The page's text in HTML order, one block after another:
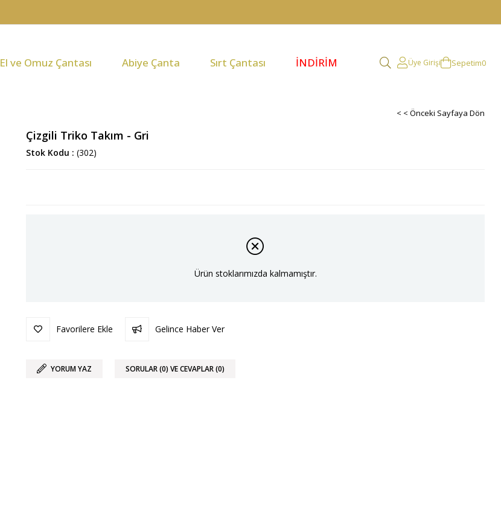
El ve Omuz Çantası Abiye Çanta Sırt Çantası İNDİRİM Üye Girişi Sepetim0
< < Önceki Sayfaya Dön
Çizgili Triko Takım - Gri
Stok Kodu (302)
Ürün stoklarımızda kalmamıştır.
Favorilere Ekle Gelince Haber Ver
YORUM YAZ SORULAR (0) VE CEVAPLAR (0)